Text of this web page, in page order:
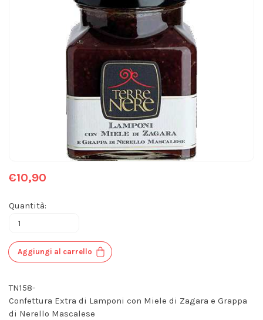
€10,90
Quantità:
Aggiungi al carrello
TN158-
Confettura Extra di Lamponi con Miele di Zagara e Grappa
di Nerello Mascalese